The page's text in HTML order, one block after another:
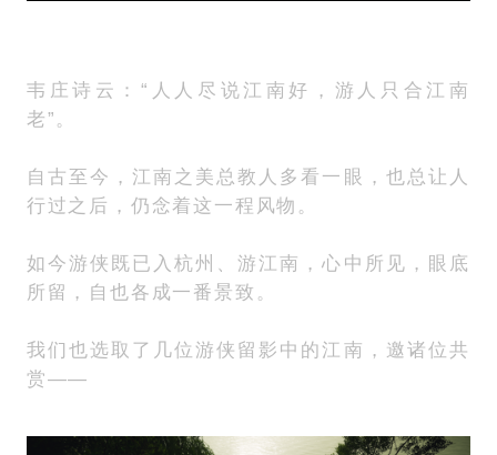
韦庄诗云：“人人尽说江南好，游人只合江南
老”。
自古至今，江南之美总教人多看一眼，也总让人
行过之后，仍念着这一程风物。
如今游侠既已入杭州、游江南，心中所见，眼底
所留，自也各成一番景致。
我们也选取了几位游侠留影中的江南，邀诸位共
赏——